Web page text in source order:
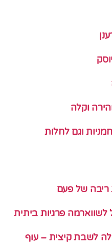
וקלה
וגם לחלות
ריבה של פעם
לשווארמה פרגיות ביתית
לשבת קיצית – עוף